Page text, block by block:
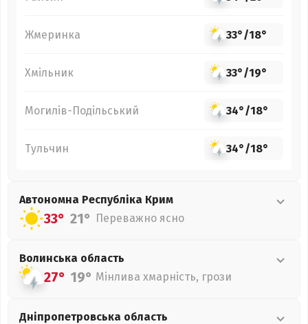
Жмеринка 33°/18°
Хмільник 33°/19°
Могилів-Подільський 34°/18°
Тульчин 34°/18°
Автономна Республіка Крим
33° 21° Переважно ясно
Волинська область
27° 19° Мінлива хмарність, грози
Дніпропетровська область